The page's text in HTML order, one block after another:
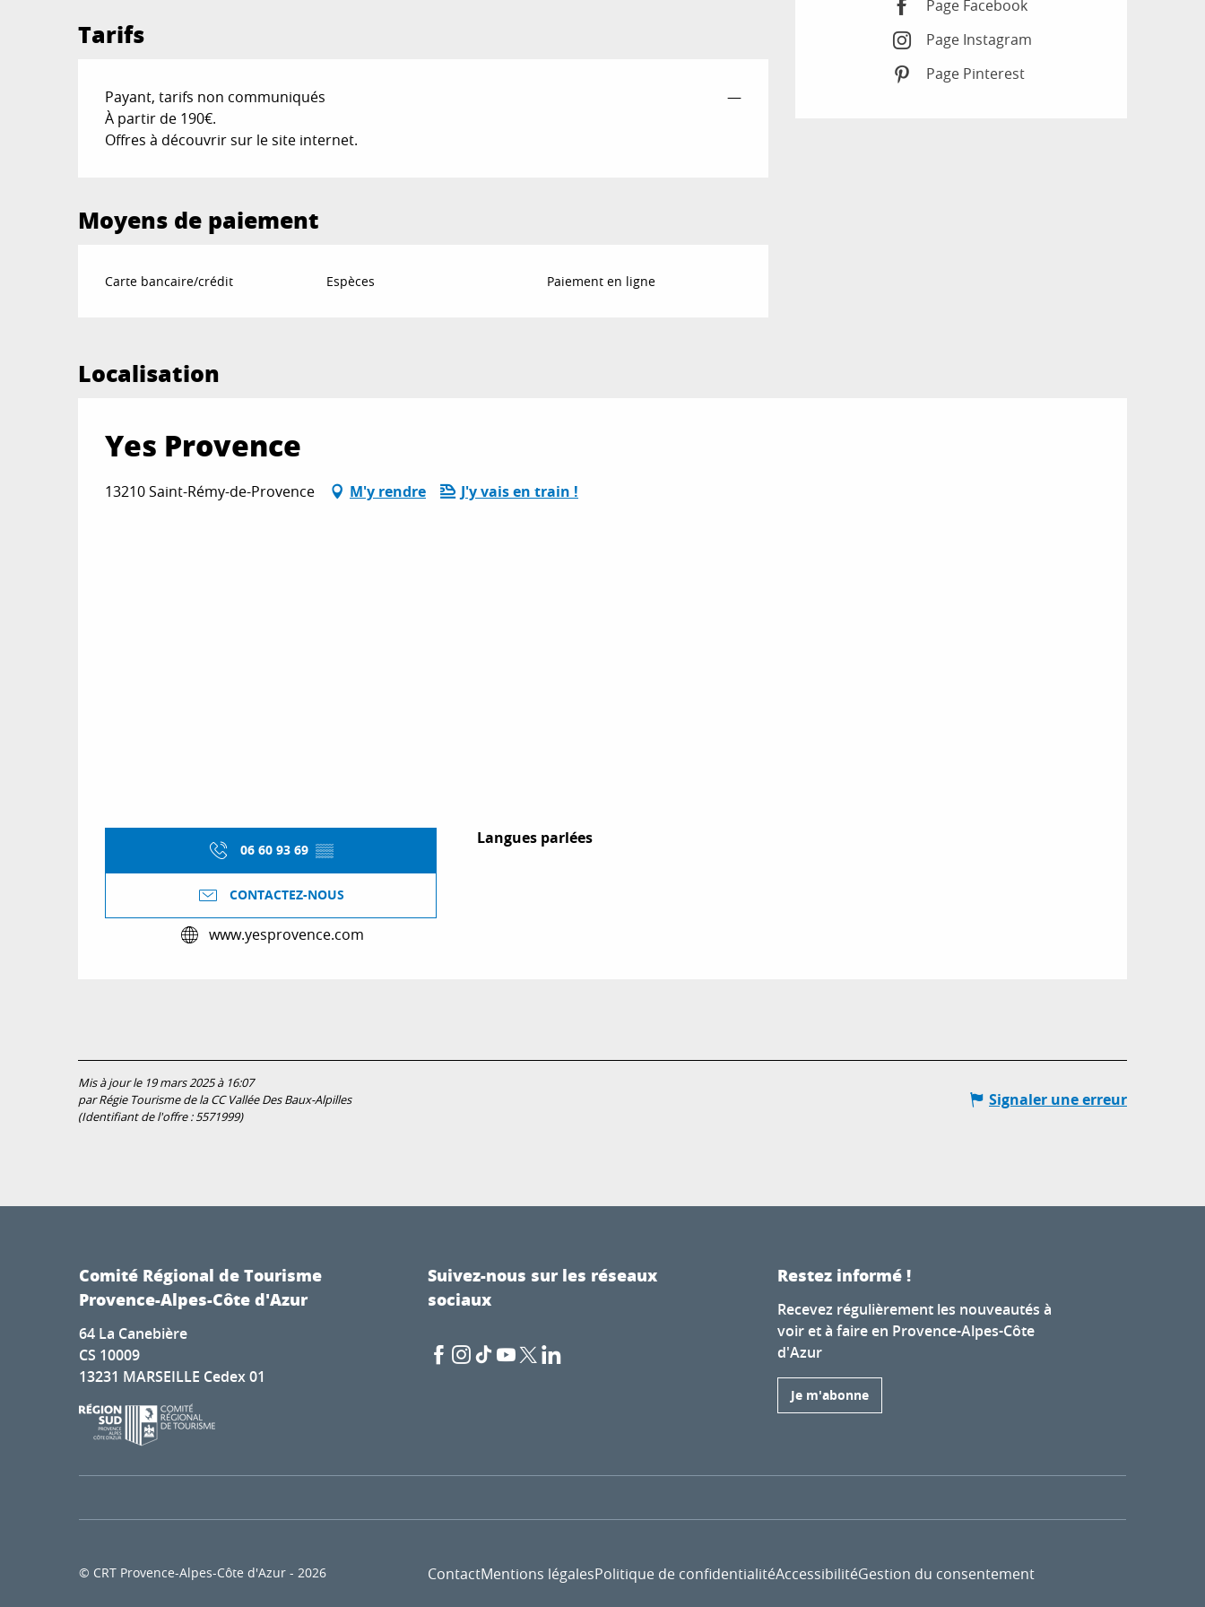
Page Facebook
Page Instagram
Page Pinterest
Tarifs
Payant, tarifs non communiqués
—
À partir de 190€.
Offres à découvrir sur le site internet.
Moyens de paiement
Carte bancaire/crédit Espèces Paiement en ligne
Localisation
Yes Provence
13210 Saint-Rémy-de-Provence M'y rendre J'y vais en train !
06 60 93 69 ▒▒
CONTACTEZ-NOUS
www.yesprovence.com
Langues parlées
Langues parlées
Mis à jour le 19 mars 2025 à 16:07
par Régie Tourisme de la CC Vallée Des Baux-Alpilles
(Identifiant de l'offre :5571999)
Signaler une erreur
Comité Régional de Tourisme
Provence-Alpes-Côte d'Azur
64 La Canebière
CS 10009
13231 MARSEILLE Cedex 01
Suivez-nous sur les réseaux
sociaux
Restez informé !
Recevez régulièrement les nouveautés à
voir et à faire en Provence-Alpes-Côte
d'Azur
Je m'abonne
© CRT Provence-Alpes-Côte d'Azur - 2026 ContactMentions légalesPolitique de confidentialitéAccessibilitéGestion du consentement